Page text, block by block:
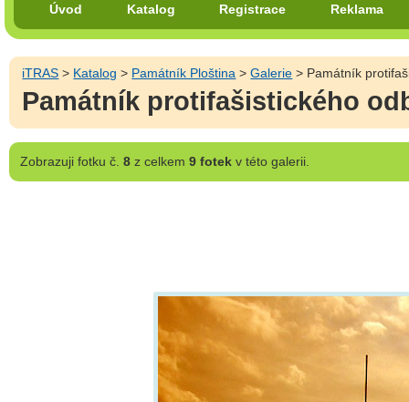
Úvod Katalog Registrace Reklama
iTRAS > Katalog > Památník Ploština >Galerie > Památník
Památník protifašistického
Zobrazujifotku č. 8z celkem 9 fotekv této galerii.